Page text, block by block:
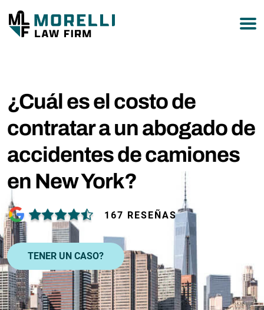
¿Cuál es el costo de
contratar a un abogado de
accidentes de camiones
en New York?
167 RESEÑAS
TENER UN CASO?